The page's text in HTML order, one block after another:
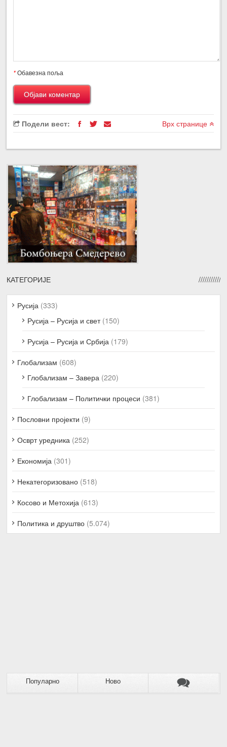
*Обавезна поља
Подели вест: Врх странице
КАТЕГОРИЈЕ
Русија (333)
Русија – Русија и свет(150)
Русија – Русија и Србија (179)
Глобализам (608)
Глобализам – Завера (220)
Глобализам – Политички процеси (381)
Пословни пројекти (9)
Осврт уредника (252)
Економија (301)
Некатегоризовано (518)
Косово и Метохија (613)
Политика и друштво (5.074)
Популарно Ново